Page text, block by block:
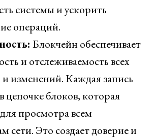
системы и ускорить
операций.
Блокчейн обеспечивает
и отслеживаемость всех
изменений. Каждая запись
цепочке блоков, которая
просмотра всем
сети. Это создает доверие и